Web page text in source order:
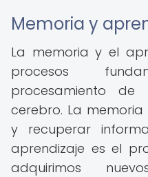
Memoria y
La memoria y el
procesos
procesamiento
cerebro. La
y recuperar
aprendizaje es el
adquirimos